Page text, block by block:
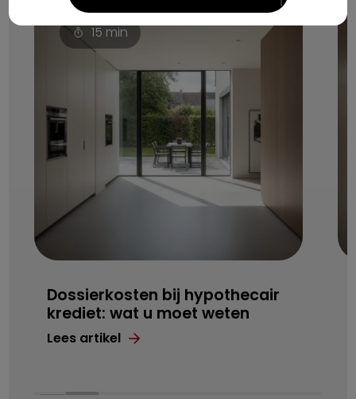
15min
Dossierkosten bij hypothecair
krediet: wat u moet weten
Lees artikel